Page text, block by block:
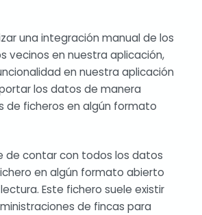
una integración manual de los
vecinos en nuestra aplicación,
en nuestra aplicación
los datos de manera
de ficheros en algún formato
de contar con todos los datos
en algún formato abierto
Este fichero suele existir
de fincas para